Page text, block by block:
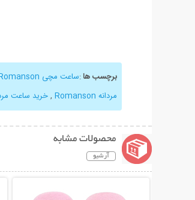
برچسب ها:ساعت مچی Romanson مدل Wegant
مردانه Romanson
,خرید ساعت
محصولات مشابه
آرشیو